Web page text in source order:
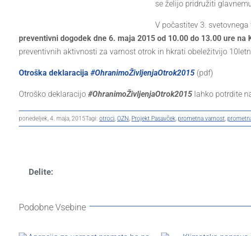
se želijo pridružiti
V počastitev 3.
preventivni dogodek dne 6. maja 2015 od 10.00 do 13.00 ure na
preventivnih aktivnosti za varnost otrok in hkrati obeležitvijo
Otroška deklaracija #OhranimoŽivljenjaOtrok2015 (pdf)
Otroško deklaracijo #OhranimoŽivljenjaOtrok2015 lahko potrdite
ponedeljek, 4. maja, 2015Tagi: otroci, OZN , Projekt Pasavček, prometna varnost,
Delite:
Podobne Vsebine